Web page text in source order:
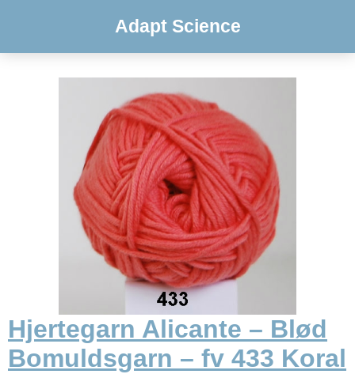
Adapt Science
Hjertegarn Alicante – Blød
Bomuldsgarn – fv 433 Koral